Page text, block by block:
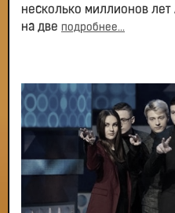
несколько миллионов
на две подробнее...